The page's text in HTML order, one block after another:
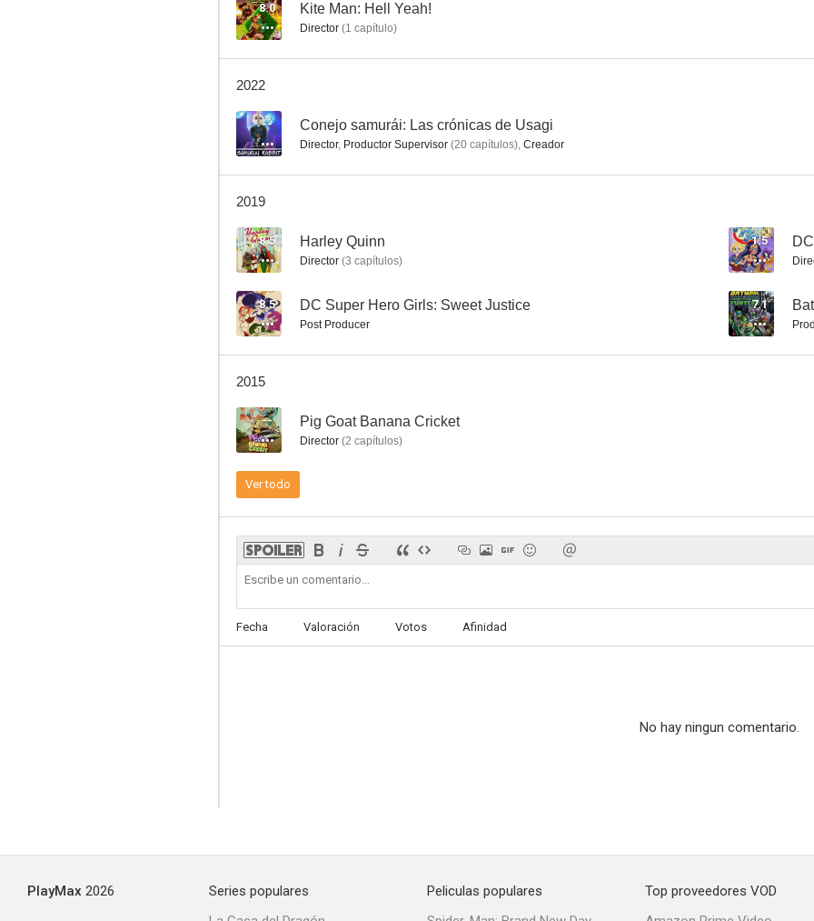
8.0 Kite Man: Hell Yeah!
Director (1 capítulo)
2022
-- Conejo samurái: Las crónicas de Usagi
Director, Productor Supervisor (20 capítulos), Creador
2019
8.5 Harley Quinn
Director (3 capítulos)
1.5
8.5 DC Super Hero Girls: Sweet Justice
Post Producer
7.1
2015
-- Pig Goat Banana Cricket
Director (2 capítulos)
Ver todo
Fecha Valoración Votos Afinidad
No hay ningun comentario.
PlayMax 2026
Series populares
Peliculas populares
Top proveedores VOD